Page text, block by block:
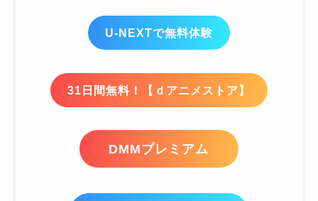
U-NEXTで無料体験
31日間無料！【ｄアニメストア】
DMMプレミアム